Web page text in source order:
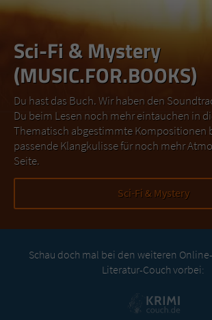
Sci-Fi & Mystery
(MUSIC.FOR.BOOKS)
Du hast das Buch. Wir haben den
Du beim Lesen noch mehr eintauchen in
Thematisch abgestimmte Kompositionen
passende Klangkulisse für noch mehr
Seite.
Sci-Fi & Mystery
Schau doch mal bei den weiteren
Literatur-Couch vorbei: